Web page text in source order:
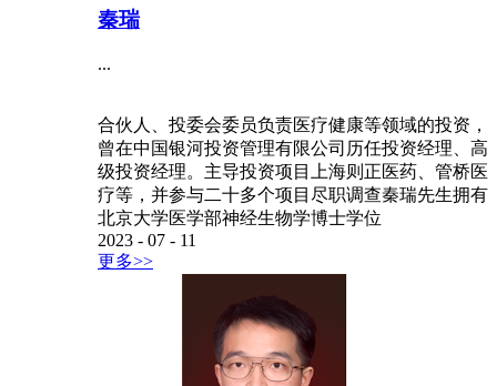
秦瑞
...
合伙人、投委会委员负责医疗健康等领域的投资，
曾在中国银河投资管理有限公司历任投资经理、高
级投资经理。主导投资项目上海则正医药、管桥医
疗等，并参与二十多个项目尽职调查秦瑞先生拥有
北京大学医学部神经生物学博士学位
2023 - 07 - 11
更多>>